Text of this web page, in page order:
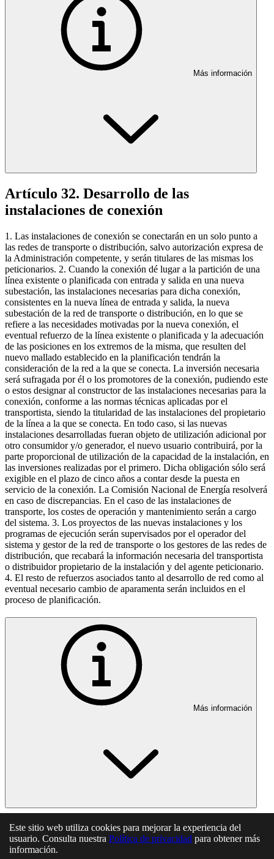
Más información
Artículo 32. Desarrollo de las
instalaciones de conexión
1. Las instalaciones de conexión se conectarán en un solo punto a
las redes de transporte o distribución, salvo autorización expresa de
la Administración competente, y serán titulares de las mismas los
peticionarios. 2. Cuando la conexión dé lugar a la partición de una
línea existente o planificada con entrada y salida en una nueva
subestación, las instalaciones necesarias para dicha conexión,
consistentes en la nueva línea de entrada y salida, la nueva
subestación de la red de transporte o distribución, en lo que se
refiere a las necesidades motivadas por la nueva conexión, el
eventual refuerzo de la línea existente o planificada y la adecuación
de las posiciones en los extremos de la misma, que resulten del
nuevo mallado establecido en la planificación tendrán la
consideración de la red a la que se conecta. La inversión necesaria
será sufragada por él o los promotores de la conexión, pudiendo este
o estos designar al constructor de las instalaciones necesarias para la
conexión, conforme a las normas técnicas aplicadas por el
transportista, siendo la titularidad de las instalaciones del propietario
de la línea a la que se conecta. En todo caso, si las nuevas
instalaciones desarrolladas fueran objeto de utilización adicional por
otro consumidor y/o generador, el nuevo usuario contribuirá, por la
parte proporcional de utilización de la capacidad de la instalación, en
las inversiones realizadas por el primero. Dicha obligación sólo será
exigible en el plazo de cinco años a contar desde la puesta en
servicio de la conexión. La Comisión Nacional de Energía resolverá
en caso de discrepancias. En el caso de las instalaciones de
transporte, los costes de operación y mantenimiento serán a cargo
del sistema. 3. Los proyectos de las nuevas instalaciones y los
programas de ejecución serán supervisados por el operador del
sistema y gestor de la red de transporte o los gestores de las redes de
distribución, que recabará la información necesaria del transportista
o distribuidor propietario de la instalación y del agente peticionario.
4. El resto de refuerzos asociados tanto al desarrollo de red como al
eventual necesario cambio de aparamenta serán incluidos en el
proceso de planificación.
Más información
En esta página
Artículo 30. Instalaciones de conexión de centrales de
Este sitio web utiliza cookies para mejorar la experiencia del
usuario. Consulta nuestra Política de privacidad para obtener más
información.